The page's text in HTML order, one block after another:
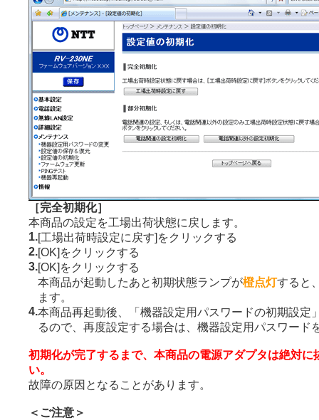
［完全初期化］
本商品の設定を工場出荷状態に戻します。
1. [工場出荷時設定に戻す]をクリックする
2. [OK]をクリックする
3. [OK]をクリックする
本商品が起動したあと初期状態ランプが橙点灯すると
ます。
4.本商品再起動後、「機器設定用パスワードの初期設定
るので、再度設定する場合は、機器設定用パスワード
初期化が完了するまで、本商品の電源アダプタは絶対に
い。
故障の原因となることがあります。
＜ご注意＞